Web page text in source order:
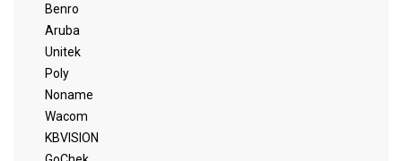
Benro
Aruba
Unitek
Poly
Noname
Wacom
KBVISION